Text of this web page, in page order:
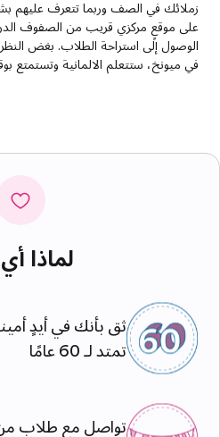
زملائك في الصف وربما تتعرف
على موقعٍ مركزي قريب من الصفوف
الوصول إلى استراحة الطلاب. بغض
في ميونخ، ستتعلم الالمانية وتستمتع
لماذا
ثق بأنك في أيدٍ
تمتد لـ 60 عامًا